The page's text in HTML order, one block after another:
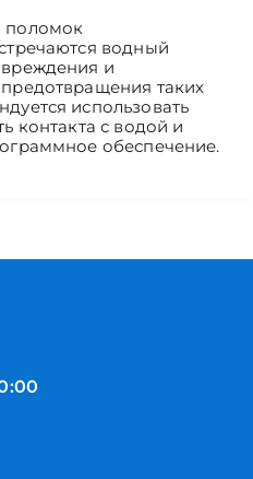
поломок
водный
и
таких
использовать
контакта с водой и
обеспечение.